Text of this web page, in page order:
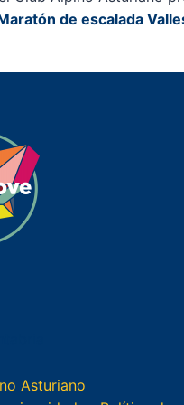
de escalada
Asturiano